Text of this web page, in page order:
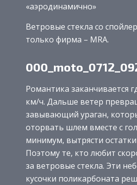
«аэродинамично»
Ветровые стекла со
только фирма – MRA.
Романтика заканчивается
км/ч. Дальше ветер
завывающий ураган,
оторвать шлем вместе с
минимум, вытрясти остатки
Поэтому те, кто любит
за ветровые стекла. Эти
кусочки поликарбоната